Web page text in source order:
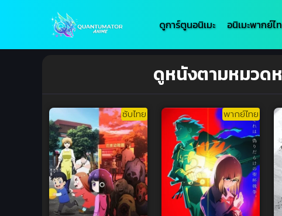
ดูการ์ตูนอนิเมะ อนิเมะพากย์ไ
ดูหนังตามหมวด
ซับไทย พากย์ไทย